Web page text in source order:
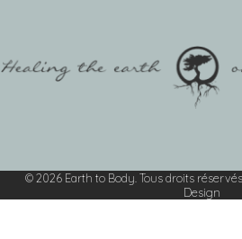
© 2026 Earth to Body. Tous droits
Design